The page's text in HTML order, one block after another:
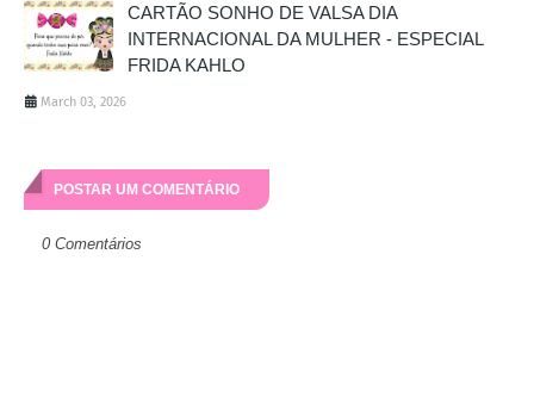
CARTÃO SONHO DE VALSA DIA
INTERNACIONAL DA MULHER - ESPECIAL
FRIDA KAHLO
March 03, 2026
POSTAR UM COMENTÁRIO
0 Comentários